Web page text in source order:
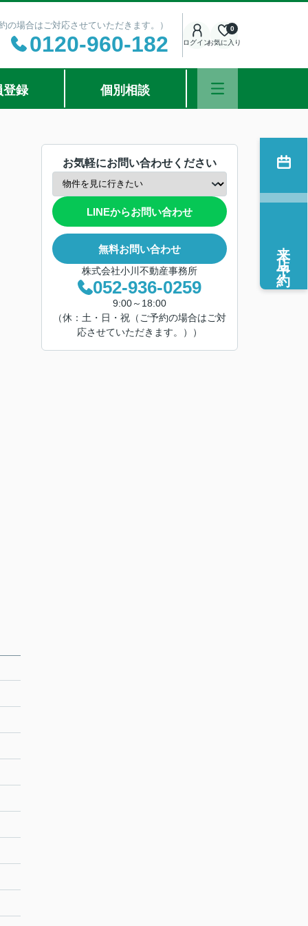
場合はご対応させていただきます。）
0120-960-182 ログインお気に入り
0
登録 個別相談
お気軽にお問い合わせください
LINEからお問い合わせ
無料お問い合わせ
株式会社小川不動産事務所
052-936-0259
9:00～18:00
（休：土・日・祝（ご予約の場合はご対
応させていただきます。））
来店予約